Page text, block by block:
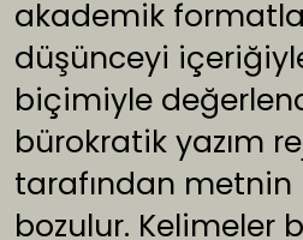
akademik
düşünceyi
biçimiyle
bürokratik yazım
tarafından
bozulur. Kelimeler